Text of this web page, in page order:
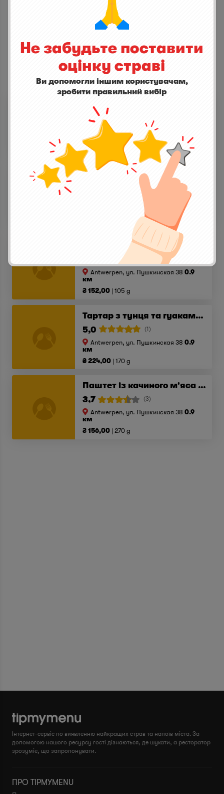
ІНШІ СТРАВИ
5,0
Antwerpen, ул. Пушкинская 38
км
₴ 210,00
175 g
Antwerpen, ул. Пушкинская 38
0.9
Карпаччо з телятини
Antwerpen, ул. Пушкинская 380.9
км
₴ 152,00
105 g
Тартар з тунця та гуакамоле
5,0
(1)
Antwerpen, ул. Пушкинская 380.9
км
₴ 224,00
170 g
Паштет із качиного м'яса з цибулевим конфітюром
3,7
(3)
Antwerpen, ул. Пушкинская 380.9
км
₴ 156,00
270 g
Інтернет-сервіс по виявленню найкращих страв та напоїв міста. За
допомогою нашого ресурсу гості дізнаються, де шукати, а ресторатор
зрозуміє, що запропонувати.
ПРО TIPMYMENU
Не забудьте поставити
оцінку страві
Ви допомогли іншим користувачам,
зробити правильний вибір